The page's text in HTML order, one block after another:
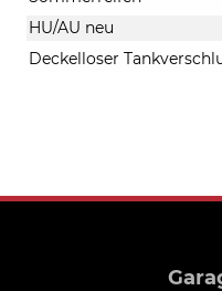
HU/AU neu
Deckelloser